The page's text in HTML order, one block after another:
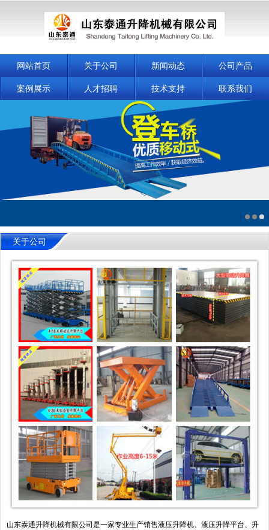
网站首页 关于公司 新闻动态 公司产品
案例展示 人才招聘 技术支持 联系我们
关于公司
山东泰通升降机械有限公司是一家专业生产销售液压升降机、液压升降平台、升